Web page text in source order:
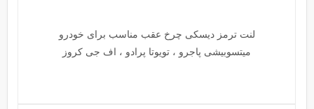
لنت ترمز دیسکی چرخ عقب مناسب برای خودرو
میتسوبیشی پاجرو ، تویوتا پرادو ، اف جی کروز